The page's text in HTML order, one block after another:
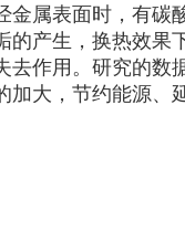
属表面时，有碳
的产生，换热效果
去作用。研究的数
加大，节约能源、